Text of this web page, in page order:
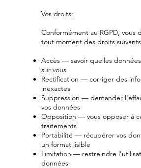
Vos droits:
Conformément au RGPD, vous
tout moment des droits
Accès — savoir quelles
sur vous
Rectification — corriger des
inexactes
Suppression — demander
vos données
Opposition — vous opposer à
traitements
Portabilité — récupérer vos
un format lisible
Limitation — restreindre
données